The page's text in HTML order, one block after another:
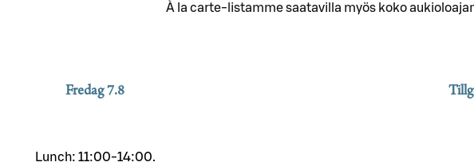
À la carte-listamme saatavilla myös koko
Fredag7.8
Lunch: 11:00-14:00.